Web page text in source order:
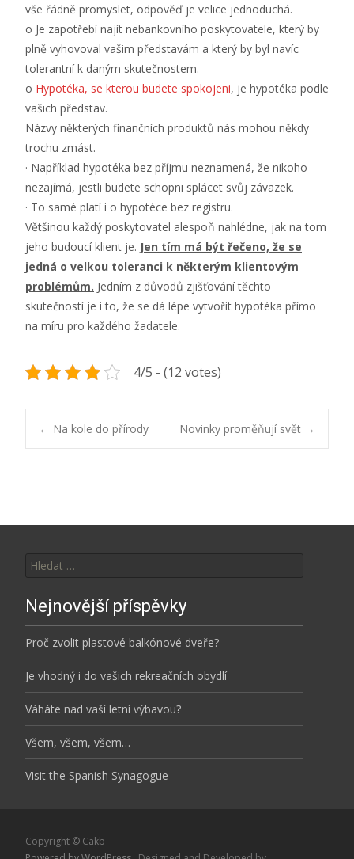
vše řádně promyslet, odpověď je velice jednoduchá.
o Je zapotřebí najít nebankovního poskytovatele, který by
plně vyhovoval vašim představám a který by byl navíc
tolerantní k daným skutečnostem.
o Hypotéka, se kterou budete spokojeni, je hypotéka podle
vašich představ.
Názvy některých finančních produktů nás mohou někdy
trochu zmást.
· Například hypotéka bez příjmu neznamená, že nikoho
nezajímá, jestli budete schopni splácet svůj závazek.
· To samé platí i o hypotéce bez registru.
Většinou každý poskytovatel alespoň nahlédne, jak na tom
jeho budoucí klient je. Jen tím má být řečeno, že se
jedná o velkou toleranci k některým klientovým
problémům. Jedním z důvodů zjišťování těchto
skutečností je i to, že se dá lépe vytvořit hypotéka přímo
na míru pro každého žadatele.
4/5 - (12 votes)
Post
← Na kole do přírody Novinky proměňují svět →
Nejnovější příspěvky
Proč zvolit plastové balkónové dveře?
Je vhodný i do vašich rekreačních obydlí
Váháte nad vaší letní výbavou?
Všem, všem, všem…
Visit the Spanish Synagogue
Copyright © Cakb